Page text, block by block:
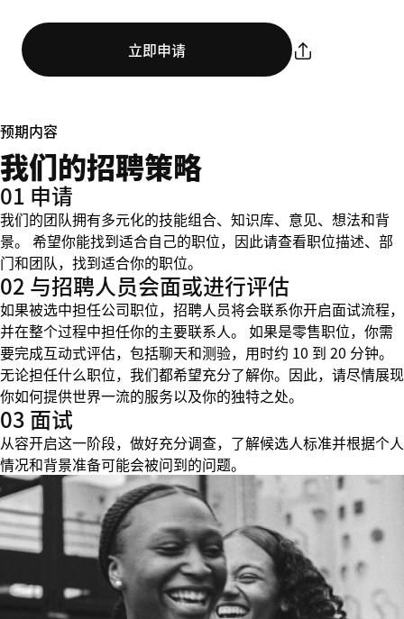
立即申请
预期内容
我们的招聘策略
01 申请
我们的团队拥有多元化的技能组合、知识库、意见、想法和背
景。 希望你能找到适合自己的职位，因此请查看职位描述、部
门和团队，找到适合你的职位。
02 与招聘人员会面或进行评估
如果被选中担任公司职位，招聘人员将会联系你开启面试流程，
并在整个过程中担任你的主要联系人。 如果是零售职位，你需
要完成互动式评估，包括聊天和测验，用时约 10 到 20 分钟。
无论担任什么职位，我们都希望充分了解你。因此，请尽情展现
你如何提供世界一流的服务以及你的独特之处。
03 面试
从容开启这一阶段，做好充分调查，了解候选人标准并根据个人
情况和背景准备可能会被问到的问题。